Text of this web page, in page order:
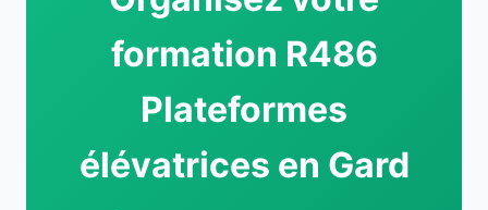
formation R486
Plateformes
élévatrices en Gard